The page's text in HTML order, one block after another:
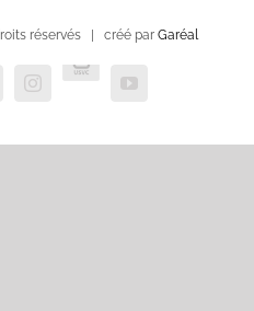
réservés | créé par Garéal
Instagram
USVC
YouTube